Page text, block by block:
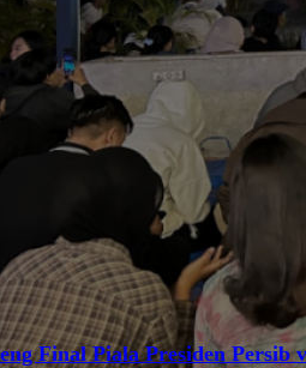
Final Piala Presiden Persib